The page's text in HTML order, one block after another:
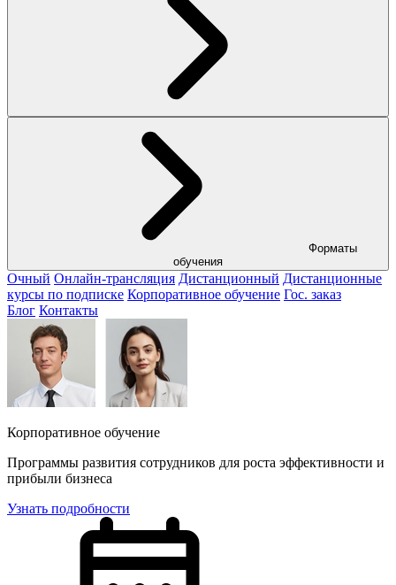
обучения
Очный Онлайн-трансляция Дистанционный Дистанционные
курсы по подписке Корпоративное обучение Гос. заказ
Блог Контакты
Корпоративное обучение
Программы развития сотрудников для роста эффективности и
прибыли бизнеса
Узнать подробности